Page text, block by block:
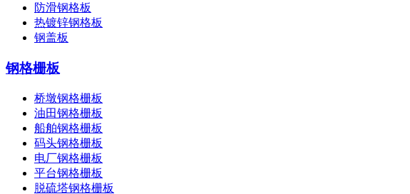
防滑钢格板
热镀锌钢格板
钢盖板
钢格栅板
桥墩钢格栅板
油田钢格栅板
船舶钢格栅板
码头钢格栅板
电厂钢格栅板
平台钢格栅板
脱硫塔钢格栅板